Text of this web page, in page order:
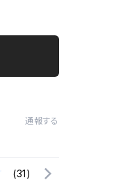
通報する
(31)